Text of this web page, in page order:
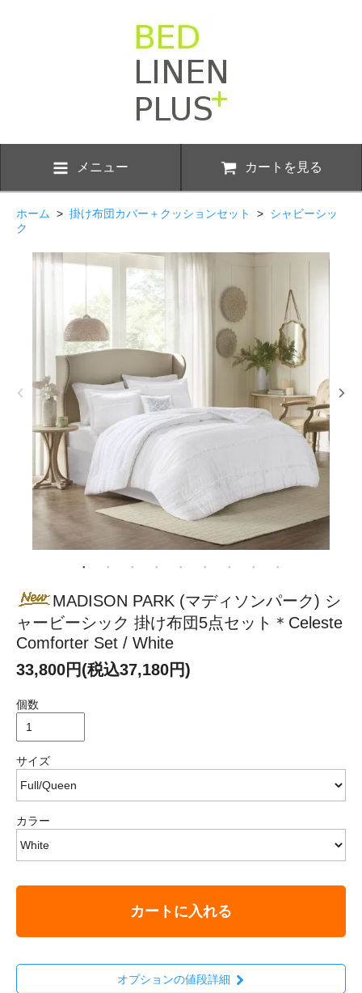
メニュー カートを見る
ホーム > 掛け布団カバー＋クッションセット > シャビーシッ
ク
MADISON PARK (マディソンパーク) シ
ャービーシック 掛け布団5点セット＊Celeste
Comforter Set / White
33,800円(税込37,180円)
個数
サイズ
カラー
カートに入れる
オプションの値段詳細